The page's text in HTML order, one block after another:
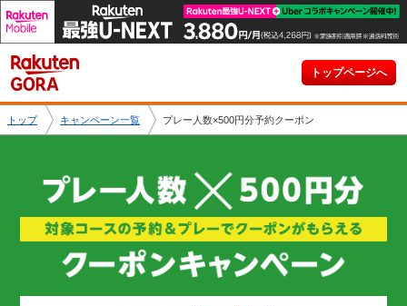
トップページへ
トップ キャンペーン一覧 プレー人数×500円分予約クーポン